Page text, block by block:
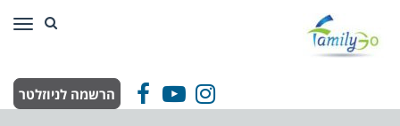
Facebook
YouTube
Instagram הרשמה לניוזלטר